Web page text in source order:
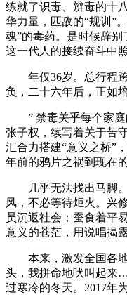
练就了识毒、辨毒的十
华力量，匹敌的“规训”
魂”的毒药。是时候辞
这一代人的接续奋斗中
年仅36岁。总行程跨
负，二十六年后，正如
” 禁毒关乎每个家庭
张子权，续写着关于苦
汇合力搭建“意义之桥”
年前的鸦片之祸到现在
几乎无法找出马脚。
风，不必等待炬火。兴
员沉返社会；蚕食着平
意义的苍茫，用说唱揭
本来，激发全国各地
头，我拼命地吠叫起来
过寒冷的冬天。2017年